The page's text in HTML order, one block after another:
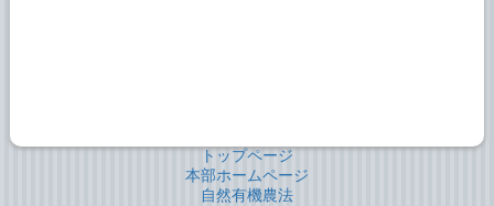
トップページ
本部ホームページ
自然有機農法